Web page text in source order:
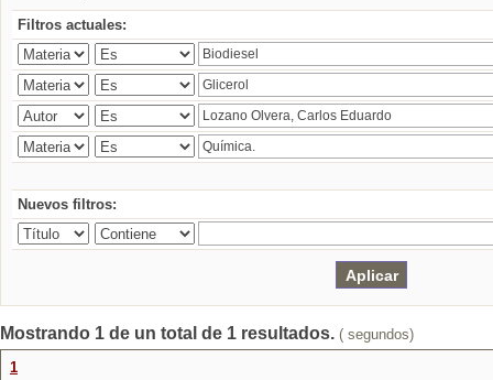
Filtros actuales:
Nuevos filtros:
Mostrando 1 de un total de 1 resultados. ( segundos)
1